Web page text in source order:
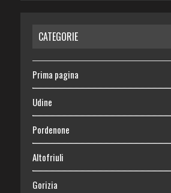
CATEGORIE
Prima pagina
Udine
Pordenone
Altofriuli
Gorizia